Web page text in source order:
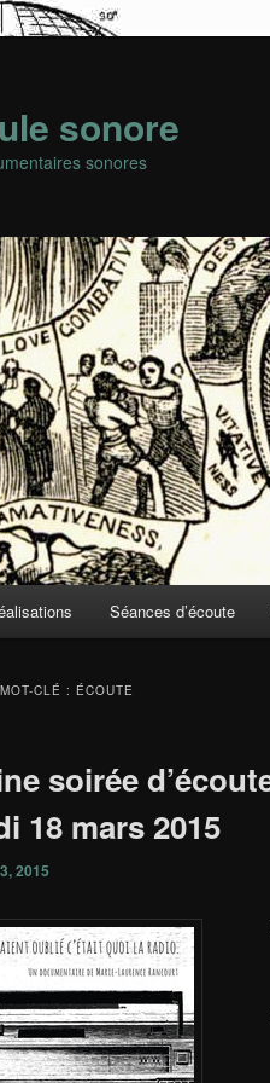
sonore
sonores
Séances d’écoute
CLÉ : ÉCOUTE
soirée
18 mars 2015
2015